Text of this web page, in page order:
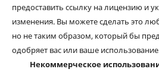
предоставить ссылку на лицензию и
изменения. Вы можете сделать это
но не таким образом, который бы
одобряет вас или ваше
Некоммерческое